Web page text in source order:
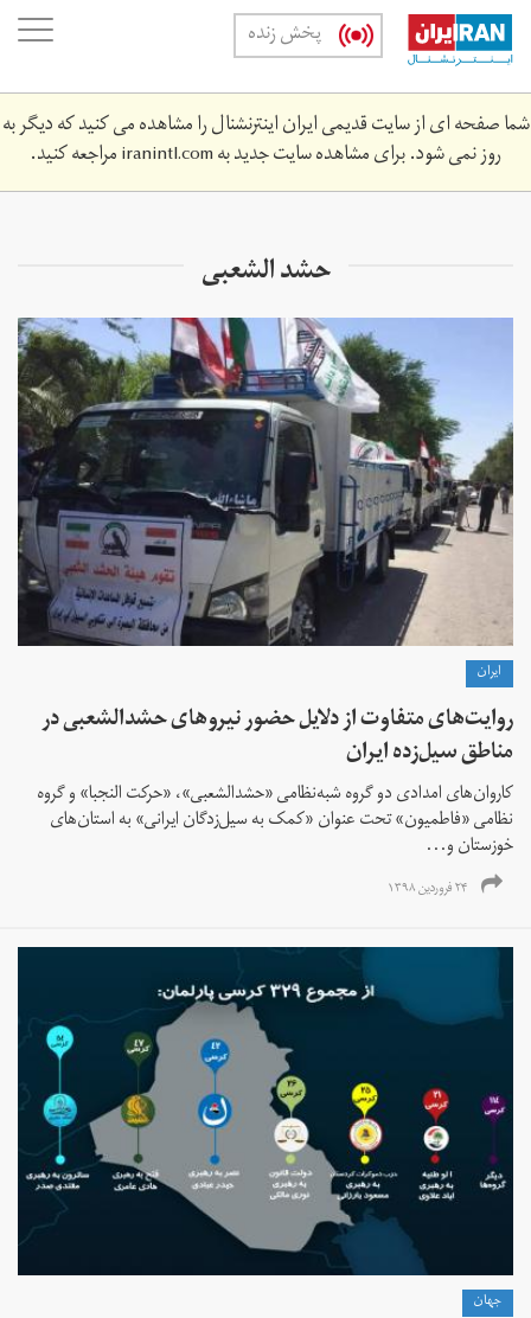
Skip
main
content
پخش زنده
شما صفحه ای از سایت قدیمی ایران اینترنشنال را مشاهده می کنید که دیگر به
روز نمی شود. برای مشاهده سایت جدید بهiranintl.comمراجعه کنید.
حشد الشعبی
ايران
روایت‌های متفاوت از دلایل حضور نیروهای حشد‌الشعبی در
مناطق سیل‌زده ایران
کاروان‌های امدادی دو گروه شبه‌نظامی «حشد‌الشعبی»، «حرکت النجبا» و گروه
نظامی «فاطمیون» تحت عنوان «کمک به سیل‌زدگان ایرانی» به استان‌های
خوزستان و...
۲۴ فروردین ۱۳۹۸
جهان